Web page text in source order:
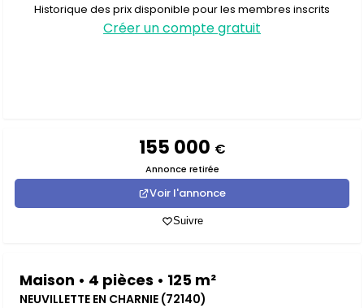
Historique des prix disponible pour les membres inscrits
Créer un compte gratuit
155 000 €
Annonce retirée
Voir l'annonce
Suivre
Maison • 4 pièces • 125 m²
NEUVILLETTE EN CHARNIE (72140)